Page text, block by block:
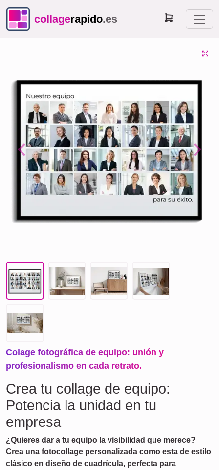
collagerapido.es
Previous Next
Colage fotográfica de equipo: unión y
profesionalismo en cada retrato.
Crea tu collage de equipo:
Potencia la unidad en tu
empresa
¿Quieres dar a tu equipo la visibilidad que merece?
Crea una fotocollage personalizada como esta de estilo
clásico en diseño de cuadrícula, perfecta para